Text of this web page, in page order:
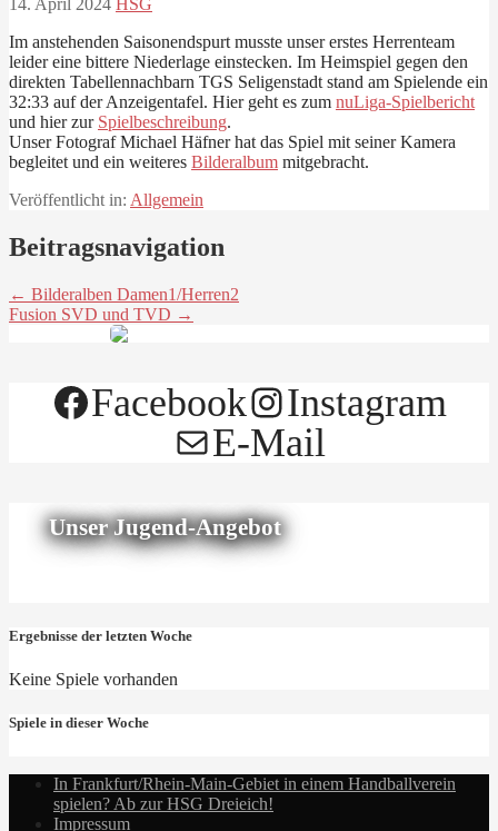
Im anstehenden Saisonendspurt musste unser erstes Herrenteam
leider eine bittere Niederlage einstecken. Im Heimspiel gegen den
direkten Tabellennachbarn TGS Seligenstadt stand am Spielende ein
32:33 auf der Anzeigentafel. Hier geht es zum nuLiga-Spielbericht
und hier zur Spielbeschreibung.
Unser Fotograf Michael Häfner hat das Spiel mit seiner Kamera
begleitet und ein weiteres Bilderalbum mitgebracht.
Veröffentlicht in: Allgemein
Beitragsnavigation
← Bilderalben Damen1/Herren2
Fusion SVD und TVD →
Facebook
Instagram
E-Mail
Unser Jugend-Angebot
Ergebnisse der letzten Woche
Keine Spiele vorhanden
Spiele in dieser Woche
In Frankfurt/Rhein-Main-Gebiet in einem Handballverein
spielen? Ab zur HSG Dreieich!
Impressum